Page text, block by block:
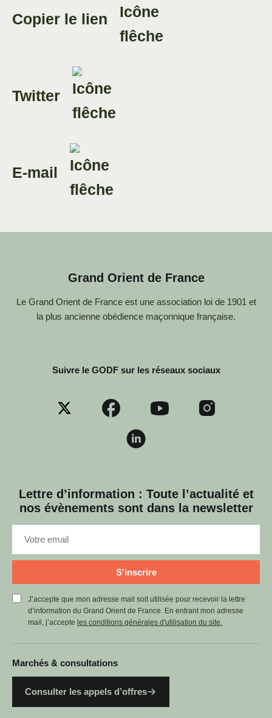
Copier le lien
Twitter
E-mail
Grand Orient de France
Le Grand Orient de France est une association loi de 1901 et
la plus ancienne obédience maçonnique française.
Suivre le GODF sur les réseaux sociaux
Lettre d’information : Toute l’actualité et
nos évènements sont dans la newsletter
S'inscrire
J’accepte que mon adresse mail soit utilisée pour recevoir la lettre
d’information du Grand Orient de France. En entrant mon adresse
mail, j’accepte les conditions générales d'utilisation du site.
Marchés & consultations
Consulter les appels d’offres